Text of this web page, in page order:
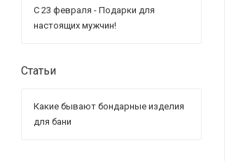
С 23 февраля - Подарки для
настоящих мужчин!
Статьи
Какие бывают бондарные изделия
для бани